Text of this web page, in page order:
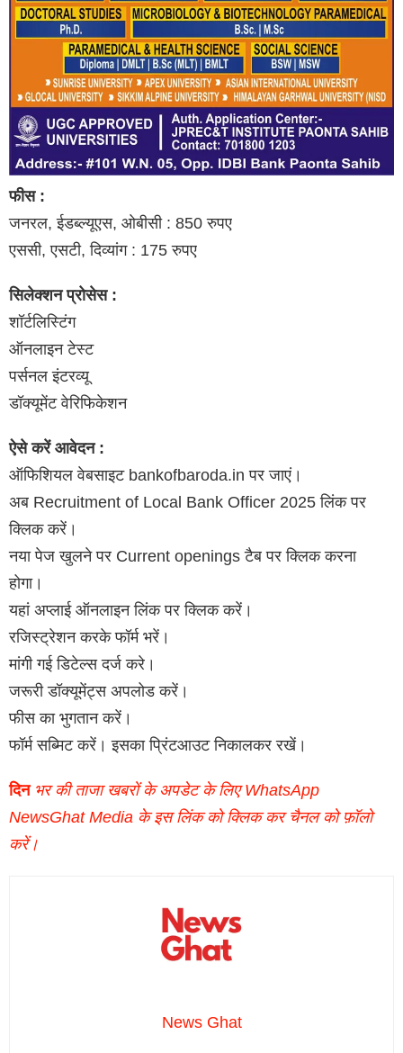
फीस :
जनरल, ईडब्ल्यूएस, ओबीसी : 850 रुपए
एससी, एसटी, दिव्यांग : 175 रुपए
सिलेक्शन प्रोसेस :
शॉर्टलिस्टिंग
ऑनलाइन टेस्ट
पर्सनल इंटरव्यू
डॉक्यूमेंट वेरिफिकेशन
ऐसे करें आवेदन :
ऑफिशियल वेबसाइट bankofbaroda.in पर जाएं।
अब Recruitment of Local Bank Officer 2025 लिंक पर
क्लिक करें।
नया पेज खुलने पर Current openings टैब पर क्लिक करना
होगा।
यहां अप्लाई ऑनलाइन लिंक पर क्लिक करें।
रजिस्ट्रेशन करके फॉर्म भरें।
मांगी गई डिटेल्स दर्ज करे।
जरूरी डॉक्यूमेंट्स अपलोड करें।
फीस का भुगतान करें।
फॉर्म सब्मिट करें। इसका प्रिंटआउट निकालकर रखें।
दिनभर की ताजा खबरों के अपडेट के लिए WhatsApp
NewsGhat Media के इस लिंक को क्लिक कर चैनल को फ़ॉलो
करें।
News Ghat